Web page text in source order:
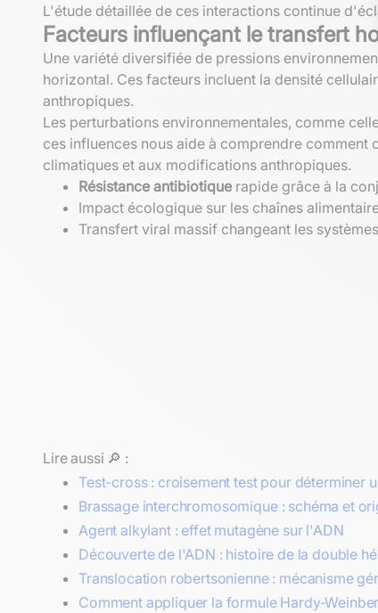
L'étude détaillée de ces interactions continue
Facteurs influençant le transfert
Une variété diversifiée de pressions
horizontal. Ces facteurs incluent la densité
anthropiques.
Les perturbations environnementales, comme
ces influences nous aide à comprendre
climatiques et aux modifications anthropiques.
Résistance antibiotique rapide grâce à la
Impact écologique sur les chaînes
Transfert viral massif changeant les
Lire aussi 🔎 :
Test-cross : croisement test pour déterminer
Brassage interchromosomique : schéma et
Agent alkylant : effet mutagène sur l'ADN
Découverte de l'ADN : histoire de la double
Translocation robertsonienne : mécanisme
Comment appliquer la formule Hardy-